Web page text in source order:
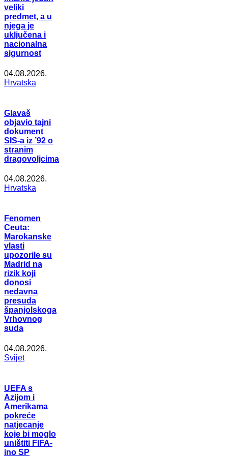
veliki
predmet, a u
njega je
uključena i
nacionalna
sigurnost
04.08.2026.
Hrvatska
Glavaš
objavio tajni
dokument
SIS-a iz ’92 o
stranim
dragovoljcima
04.08.2026.
Hrvatska
Fenomen
Ceuta:
Marokanske
vlasti
upozorile su
Madrid na
rizik koji
donosi
nedavna
presuda
španjolskoga
Vrhovnog
suda
04.08.2026.
Svijet
UEFA s
Azijom i
Amerikama
pokreće
natjecanje
koje bi moglo
uništiti FIFA-
ino SP